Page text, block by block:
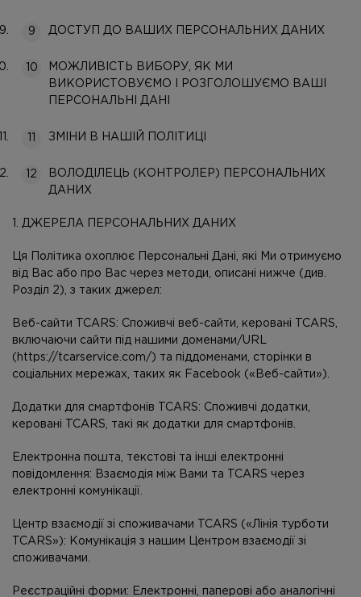
ДОСТУП ДО ВАШИХ ПЕРСОНАЛЬНИХ ДАНИХ
МОЖЛИВІСТЬ ВИБОРУ, ЯК МИ
ВИКОРИСТОВУЄМО І РОЗГОЛОШУЄМО ВАШІ
ПЕРСОНАЛЬНІ ДАНІ
ЗМІНИ В НАШІЙ ПОЛІТИЦІ
ВОЛОДІЛЕЦЬ (КОНТРОЛЕР) ПЕРСОНАЛЬНИХ
ДАНИХ
1. ДЖЕРЕЛА ПЕРСОНАЛЬНИХ ДАНИХ
Ця Політика охоплює Персональні Дані, які Ми отримуємо
від Вас або про Вас через методи, описані нижче (див.
Розділ 2), з таких джерел:
Веб-сайти TCARS: Споживчі веб-сайти, керовані TCARS,
включаючи сайти під нашими доменами/URL
(https://tcarservice.com/) та піддоменами, сторінки в
соціальних мережах, таких як Facebook («Веб-сайти»).
Додатки для смартфонів TCARS: Споживчі додатки,
керовані TCARS, такі як додатки для смартфонів.
Електронна пошта, текстові та інші електронні
повідомлення: Взаємодія між Вами та TCARS через
електронні комунікації.
Центр взаємодії зі споживачами TCARS («Лінія турботи
TCARS»): Комунікація з нашим Центром взаємодії зі
споживачами.
Реєстраційні форми: Електронні, паперові або аналогічні